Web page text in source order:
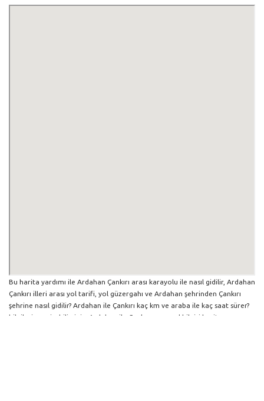
Bu harita yardımı ile Ardahan Çankırı arası karayolu ile nasıl gidilir, Ardahan
Çankırı illeri arası yol tarifi, yol güzergahı ve Ardahan şehrinden Çankırı
şehrine nasıl gidilir? Ardahan ile Çankırı kaç km ve araba ile kaç saat sürer?
bilgilerine erişebilirsiniz. Ardahan ile Çankırı arası yol bilgisi haritasını